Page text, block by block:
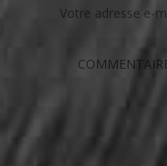
Votre adresse e-